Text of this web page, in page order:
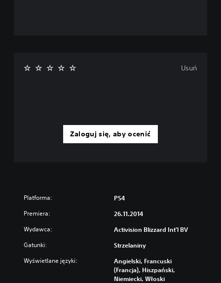
Zaloguj się, aby ocenić
Usuń
Platforma: PS4
Premiera: 26.11.2014
Wydawca: Activision Blizzard Int'l BV
Gatunki: Strzelaniny
Wyświetlane języki:
Angielski, Francuski
(Francja), Hiszpański,
Niemiecki, Włoski